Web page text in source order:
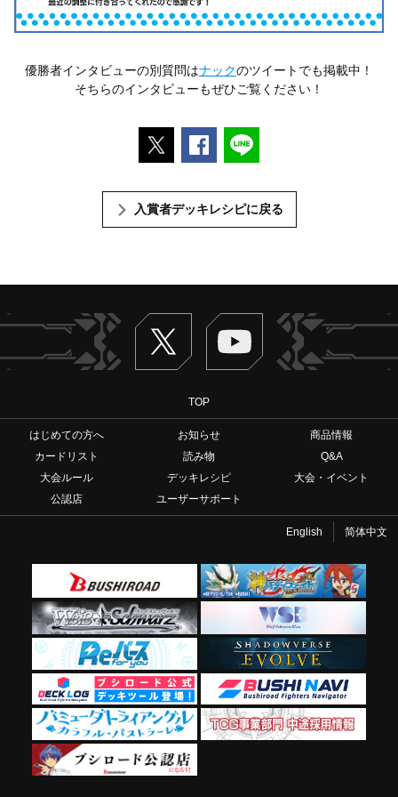
優勝者インタビューの別質問はナックのツイートでも掲載中！
そちらのインタビューもぜひご覧ください！
ポストするFacebookでシェアする
入賞者デッキレシピに戻る
Twitter ヴァンガードch
TOP
はじめての方へ お知らせ
商品情報
カードリスト
読み物
Q&A
大会ルール
デッキレシピ
大会・イベント
公認店
ユーザーサポート
English 简体中文